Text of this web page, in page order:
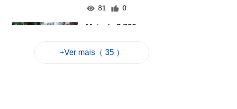
81
0
Mais de 2.700 novas
Macau no primeiro
+Ver mais（ 35 ）